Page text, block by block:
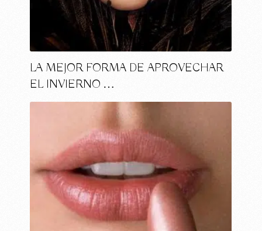
LA MEJOR FORMA DE APROVECHAR
EL INVIERNO …